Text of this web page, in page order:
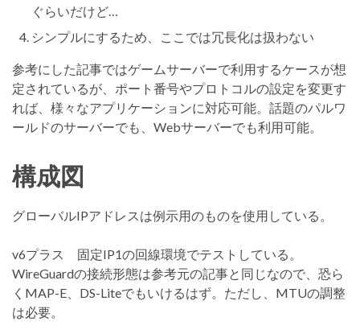
ぐらいだけど…
シンプルにするため、ここでは冗長化は扱わない
参考にした記事ではゲームサーバーで利用するケースが想
定されているが、ポート番号やプロトコルの設定を変更す
れば、様々なアプリケーションに対応可能。話題のパルワ
ールドのサーバーでも、Webサーバーでも利用可能。
構成図
グローバルIPアドレスは例示用のものを使用している。
v6プラス 固定IP1の回線環境でテストしている。
WireGuardの接続形態は参考元の記事と同じなので、恐ら
くMAP-E、DS-Liteでもいけるはず。ただし、MTUの調整
は必要。